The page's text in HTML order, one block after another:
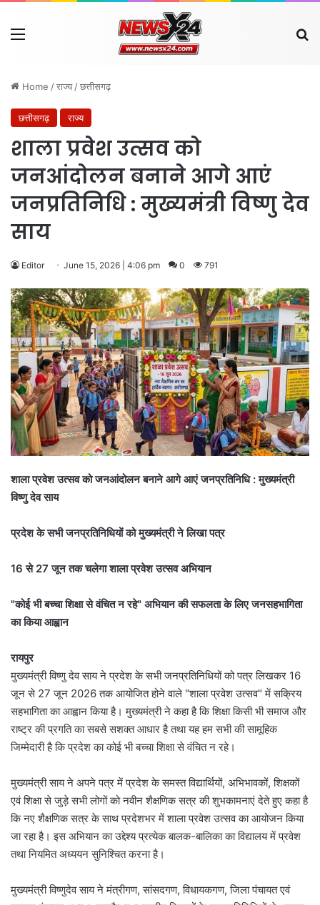
Menu
Home /राज्य /छत्तीसगढ़
छत्तीसगढ़ राज्य
शाला प्रवेश उत्सव को
जनआंदोलन बनाने आगे आएं
जनप्रतिनिधि : मुख्यमंत्री विष्णु देव
साय
Editor June 15, 2026 | 4:06 pm 0 791
शाला प्रवेश उत्सव को जनआंदोलन बनाने आगे आएं जनप्रतिनिधि : मुख्यमंत्री
विष्णु देव साय
प्रदेश के सभी जनप्रतिनिधियों को मुख्यमंत्री ने लिखा पत्र
16 से 27 जून तक चलेगा शाला प्रवेश उत्सव अभियान
"कोई भी बच्चा शिक्षा से वंचित न रहे" अभियान की सफलता के लिए जनसहभागिता
का किया आह्वान
रायपुर
मुख्यमंत्री विष्णु देव साय ने प्रदेश के सभी जनप्रतिनिधियों को पत्र लिखकर 16
जून से 27 जून 2026 तक आयोजित होने वाले "शाला प्रवेश उत्सव" में सक्रिय
सहभागिता का आह्वान किया है। मुख्यमंत्री ने कहा है कि शिक्षा किसी भी समाज और
राष्ट्र की प्रगति का सबसे सशक्त आधार है तथा यह हम सभी की सामूहिक
जिम्मेदारी है कि प्रदेश का कोई भी बच्चा शिक्षा से वंचित न रहे।
मुख्यमंत्री साय ने अपने पत्र में प्रदेश के समस्त विद्यार्थियों, अभिभावकों, शिक्षकों
एवं शिक्षा से जुड़े सभी लोगों को नवीन शैक्षणिक सत्र की शुभकामनाएं देते हुए कहा है
कि नए शैक्षणिक सत्र के साथ प्रदेशभर में शाला प्रवेश उत्सव का आयोजन किया
जा रहा है। इस अभियान का उद्देश्य प्रत्येक बालक-बालिका का विद्यालय में प्रवेश
तथा नियमित अध्ययन सुनिश्चित करना है।
मुख्यमंत्री विष्णुदेव साय ने मंत्रीगण, सांसदगण, विधायकगण, जिला पंचायत एवं